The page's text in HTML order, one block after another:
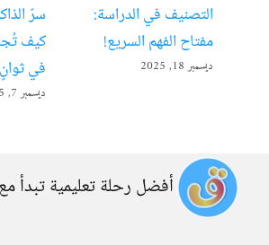
التصنيف في الدراسة:
مفتاح الفهم السريع!
ديسمبر 18, 2025
سرّ
كيف
في
ديسمبر 7, 2025
أفضل رحلة تعليمية تبدأ